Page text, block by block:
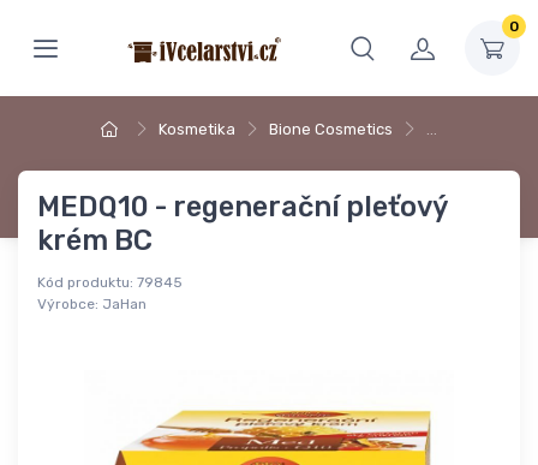
0
Kosmetika Bione Cosmetics …
MEDQ10 - regenerační pleťový
krém BC
Kód produktu: 79845
Výrobce: JaHan